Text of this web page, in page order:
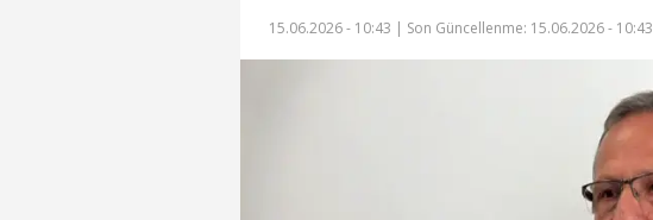
15.06.2026 - 10:43 | Son Güncellenme: 15.06.2026 - 10:43